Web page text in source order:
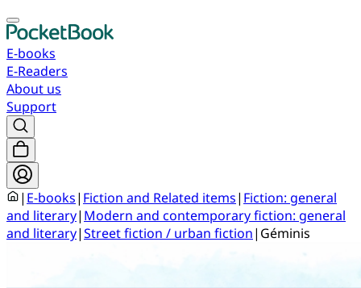
E-books
E-Readers
About us
Support
| E-books| Fiction and Related items| Fiction: general
and literary| Modern and contemporary fiction: general
and literary|Street fiction / urban fiction| Géminis